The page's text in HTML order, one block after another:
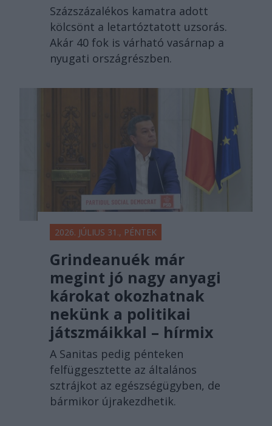
Százszázalékos kamatra adott
kölcsönt a letartóztatott uzsorás.
Akár 40 fok is várható vasárnap a
nyugati országrészben.
2026. JÚLIUS 31., PÉNTEK
Grindeanuék már
megint jó nagy anyagi
károkat okozhatnak
nekünk a politikai
játszmáikkal – hírmix
A Sanitas pedig pénteken
felfüggesztette az általános
sztrájkot az egészségügyben, de
bármikor újrakezdhetik.